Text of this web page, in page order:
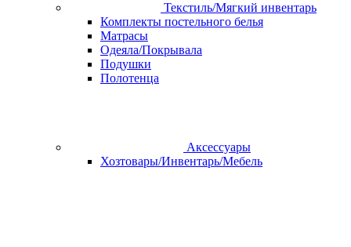
Текстиль/Мягкий инвентарь
Комплекты постельного белья
Матрасы
Одеяла/Покрывала
Подушки
Полотенца
Аксессуары
Хозтовары/Инвентарь/Мебель